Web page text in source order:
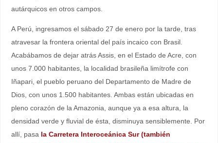
autárquicos en otros campos.
A Perú, ingresamos el sábado 27 de enero por la tarde, tras
atravesar la frontera oriental del país incaico con Brasil.
Acabábamos de dejar atrás Assis, en el Estado de Acre, con
unos 7.000 habitantes, la localidad brasileña limítrofe con
Iñapari, el pueblo peruano del Departamento de Madre de
Dios, con unos 1.500 habitantes. Ambas están ubicadas en
pleno corazón de la Amazonia, aunque ya a esa altura, la
densidad verde y fluvial de ésta, disminuya sensiblemente. Por
allí, pasa la Carretera Interoceánica Sur (también